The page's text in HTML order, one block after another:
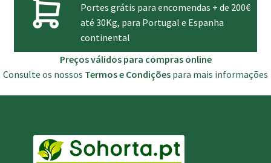
Portes grátis para encomendas + de 200€
até 30Kg, para Portugal e Espanha
continental
Preços válidos para compras online
Consulte os nossos Termos e Condições para mais informações